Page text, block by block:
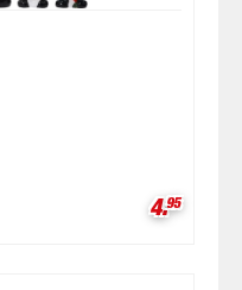
4.95